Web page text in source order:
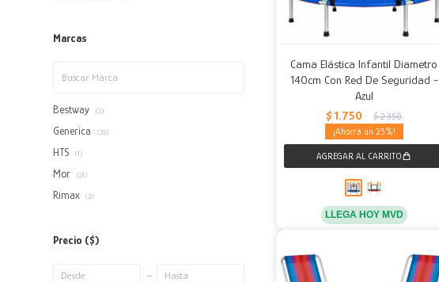
Cama Elástica Infantil Diametro
140cm Con Red De Seguridad -
Azul
$ 1.750 $ 2.350
25
LLEGA HOY MVD
Marcas
Bestway (3)
Generica (25)
HTS (1)
Mor (21)
Rimax (2)
Precio ($)